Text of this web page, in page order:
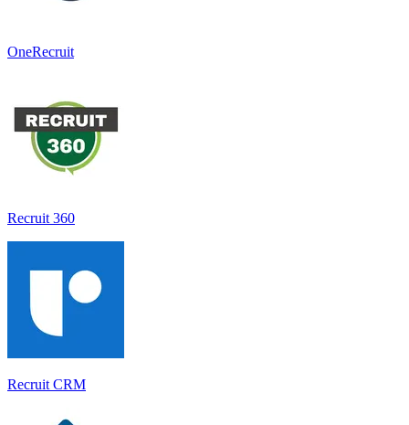
OneRecruit
Recruit 360
Recruit CRM